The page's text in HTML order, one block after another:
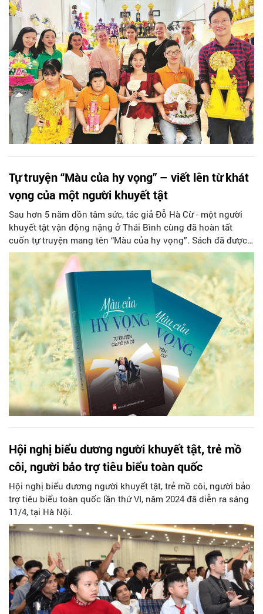
tạo dựng “ngôi nhà” thứ hai cho trẻ tự kỷ, người khuyết tật,
tạo cơ hội cho các con được vươn lên và hòa nhập với cộng
đồng.
Tự truyện “Màu của hy vọng” – viết lên từ khát
vọng của một người khuyết tật
Sau hơn 5 năm dồn tâm sức, tác giả Đỗ Hà Cừ - một người
khuyết tật vận động nặng ở Thái Bình cùng đã hoàn tất
cuốn tự truyện mang tên “Màu của hy vọng”. Sách đã được
NXB Phụ nữ Việt Nam ấn hành và đang được tác giả phát
hành trên trang facebook cá nhân với tâm nguyện dùng số
tiền thu được từ 1000 cuốn sách in lần đầu để gây quỹ xây
dựng các tủ sách cộng đồng do người khuyết tật quản lý.
Hội nghị biểu dương người khuyết tật, trẻ mồ
côi, người bảo trợ tiêu biểu toàn quốc
Hội nghị biểu dương người khuyết tật, trẻ mồ côi, người bảo
trợ tiêu biểu toàn quốc lần thứ VI, năm 2024 đã diễn ra sáng
11/4, tại Hà Nội.